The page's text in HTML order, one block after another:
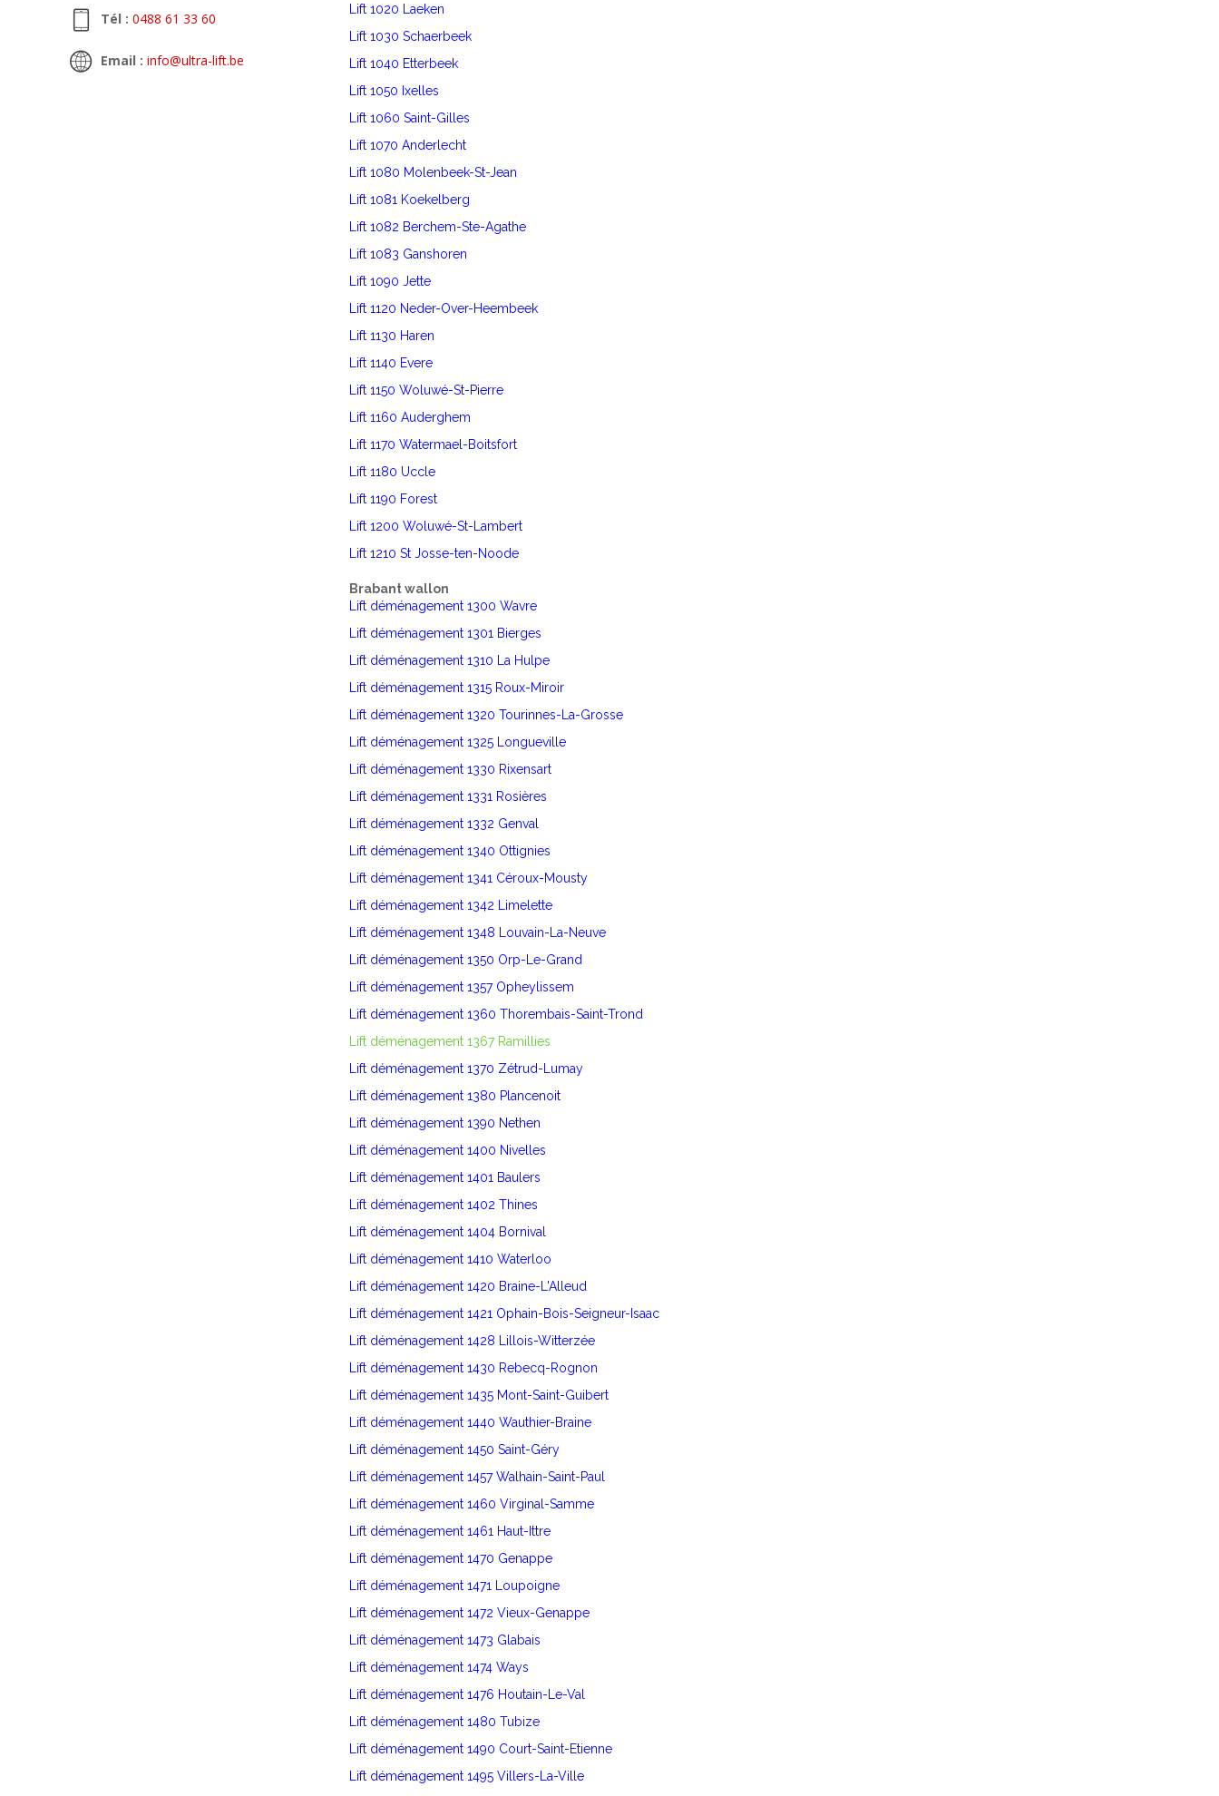
Lift 1020 Laeken
Lift 1030 Schaerbeek
Lift 1040 Etterbeek
Lift 1050 Ixelles
Lift 1060 Saint-Gilles
Lift 1070 Anderlecht
Lift 1080 Molenbeek-St-Jean
Lift 1081 Koekelberg
Lift 1082 Berchem-Ste-Agathe
Lift 1083 Ganshoren
Lift 1090 Jette
Lift 1120 Neder-Over-Heembeek
Lift 1130 Haren
Lift 1140 Evere
Lift 1150 Woluwé-St-Pierre
Lift 1160 Auderghem
Lift 1170 Watermael-Boitsfort
Lift 1180 Uccle
Lift 1190 Forest
Lift 1200 Woluwé-St-Lambert
Lift 1210 St Josse-ten-Noode
Brabant wallon
Lift déménagement 1300 Wavre
Lift déménagement 1301 Bierges
Lift déménagement 1310 La Hulpe
Lift déménagement 1315 Roux-Miroir
Lift déménagement 1320 Tourinnes-La-Grosse
Lift déménagement 1325 Longueville
Lift déménagement 1330 Rixensart
Lift déménagement 1331 Rosières
Lift déménagement 1332 Genval
Lift déménagement 1340 Ottignies
Lift déménagement 1341 Céroux-Mousty
Lift déménagement 1342 Limelette
Lift déménagement 1348 Louvain-La-Neuve
Lift déménagement 1350 Orp-Le-Grand
Lift déménagement 1357 Opheylissem
Lift déménagement 1360 Thorembais-Saint-Trond
Lift déménagement 1367 Ramillies
Lift déménagement 1370 Zétrud-Lumay
Lift déménagement 1380 Plancenoit
Lift déménagement 1390 Nethen
Lift déménagement 1400 Nivelles
Lift déménagement 1401 Baulers
Lift déménagement 1402 Thines
Lift déménagement 1404 Bornival
Lift déménagement 1410 Waterloo
Lift déménagement 1420 Braine-L'Alleud
Lift déménagement 1421 Ophain-Bois-Seigneur-Isaac
Lift déménagement 1428 Lillois-Witterzée
Lift déménagement 1430 Rebecq-Rognon
Lift déménagement 1435 Mont-Saint-Guibert
Lift déménagement 1440 Wauthier-Braine
Lift déménagement 1450 Saint-Géry
Lift déménagement 1457 Walhain-Saint-Paul
Lift déménagement 1460 Virginal-Samme
Lift déménagement 1461 Haut-Ittre
Lift déménagement 1470 Genappe
Lift déménagement 1471 Loupoigne
Lift déménagement 1472 Vieux-Genappe
Lift déménagement 1473 Glabais
Lift déménagement 1474 Ways
Lift déménagement 1476 Houtain-Le-Val
Lift déménagement 1480 Tubize
Lift déménagement 1490 Court-Saint-Etienne
Lift déménagement 1495 Villers-La-Ville
Tél : 0488 61 33 60
Email : info@ultra-lift.be